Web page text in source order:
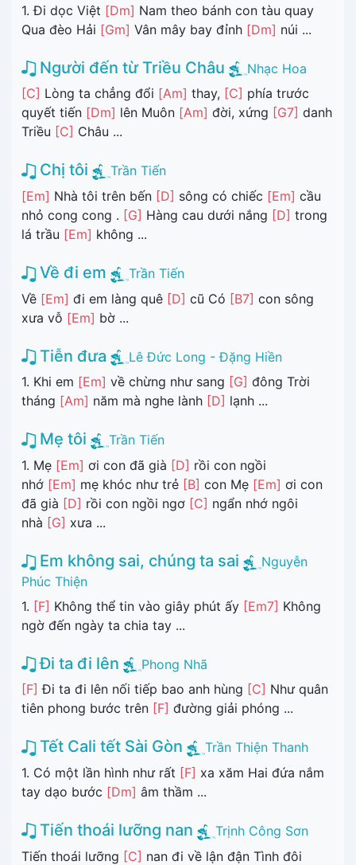
1. Đi dọc Việt [Dm] Nam theo bánh con tàu quay
Qua đèo Hải [Gm] Vân mây bay đỉnh [Dm] núi ...
Người đến từ Triều Châu
Nhạc Hoa
[C] Lòng ta chẳng đổi [Am] thay, [C] phía trước
quyết tiến [Dm] lên Muôn [Am] đời, xứng [G7] danh
Triều [C] Châu ...
Chị tôi
Trần Tiến
[Em] Nhà tôi trên bến [D] sông có chiếc [Em] cầu
nhỏ cong cong . [G] Hàng cau dưới nắng [D] trong
lá trầu [Em] không ...
Về đi em
Trần Tiến
Về [Em] đi em làng quê [D] cũ Có [B7] con sông
xưa vỗ [Em] bờ ...
Tiễn đưa
Lê Đức Long - Đặng Hiền
1. Khi em [Em] về chừng như sang [G] đông Trời
tháng [Am] năm mà nghe lành [D] lạnh ...
Mẹ tôi
Trần Tiến
1. Mẹ [Em] ơi con đã già [D] rồi con ngồi
nhớ [Em] mẹ khóc như trẻ [B] con Mẹ [Em] ơi con
đã già [D] rồi con ngồi ngơ [C] ngẩn nhớ ngôi
nhà [G] xưa ...
Em không sai, chúng ta sai
Nguyễn
Phúc Thiện
1. [F] Không thể tin vào giây phút ấy [Em7] Không
ngờ đến ngày ta chia tay ...
Đi ta đi lên
Phong Nhã
[F] Đi ta đi lên nối tiếp bao anh hùng [C] Như quân
tiên phong bước trên [F] đường giải phóng ...
Tết Cali tết Sài Gòn
Trần Thiện Thanh
1. Có một lần hình như rất [F] xa xăm Hai đứa nắm
tay dạo bước [Dm] âm thầm ...
Tiến thoái lưỡng nan
Trịnh Công Sơn
Tiến thoái lưỡng [C] nan đi về lận đận Tình đôi